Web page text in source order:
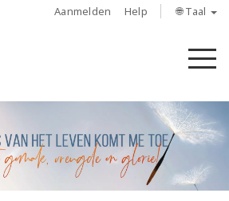
Aanmelden Help 🌐 Taal